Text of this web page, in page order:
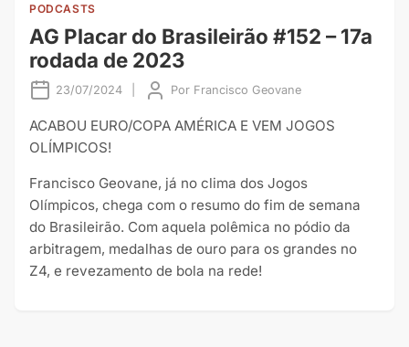
PODCASTS
AG Placar do Brasileirão #152 – 17a
rodada de 2023
23/07/2024 Por Francisco Geovane
ACABOU EURO/COPA AMÉRICA E VEM JOGOS
OLÍMPICOS!
Francisco Geovane, já no clima dos Jogos
Olímpicos, chega com o resumo do fim de semana
do Brasileirão. Com aquela polêmica no pódio da
arbitragem, medalhas de ouro para os grandes no
Z4, e revezamento de bola na rede!